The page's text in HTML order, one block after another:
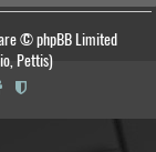
© phpBB Limited
Pettis)